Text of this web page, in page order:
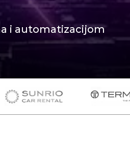
i automatizacijom